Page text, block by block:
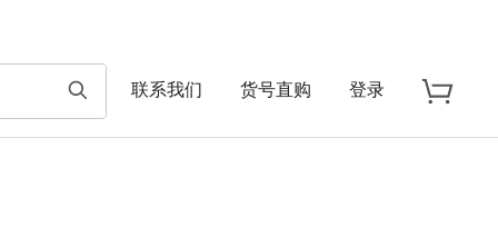
联系我们 货号直购 登录